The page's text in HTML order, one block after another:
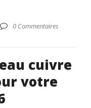
0 Commentaires
cuivre
votre